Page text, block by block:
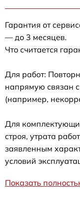
Гарантия от
— до 3 месяцев.
Что считается
Для работ:
напрямую связан
(например,
Для
строя, утрата
заявленным
условий
Показать